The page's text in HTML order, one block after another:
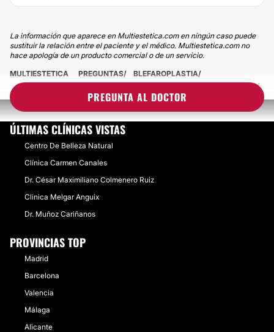
La información que aparece en Multiestetica.com en ningún caso puede
sustituir la relación entre el paciente y el médico. Multiestetica.com no
hace apología de un producto comercial o de un servicio.
PREGUNTA AL DOCTOR
MULTIESTETICA PREGUNTAS
BLEFAROPLASTIA
¿COMO PUEDO SOLUCIONAR UN OJO MAS GRANDE QUE EL OTRO?
ÚLTIMAS CLÍNICAS VISTAS
Centro De Belleza Natural
Clínica Carmen Canales
Dr. César Maximiliano Colmenero Ruiz
Clinica Melgar Anguix
Dr. Muñoz Cariñanos
PROVINCIAS TOP
Madrid
Barcelona
Valencia
Málaga
Alicante